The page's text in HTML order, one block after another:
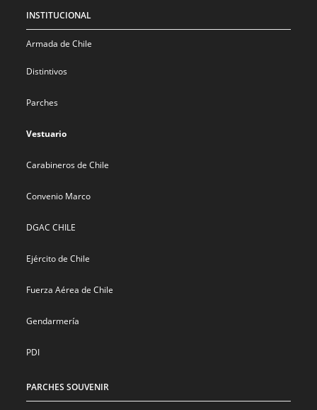
INSTITUCIONAL
Armada de Chile
Distintivos
Parches
Vestuario
Carabineros de Chile
Convenio Marco
DGAC CHILE
Ejército de Chile
Fuerza Aérea de Chile
Gendarmería
PDI
PARCHES SOUVENIR